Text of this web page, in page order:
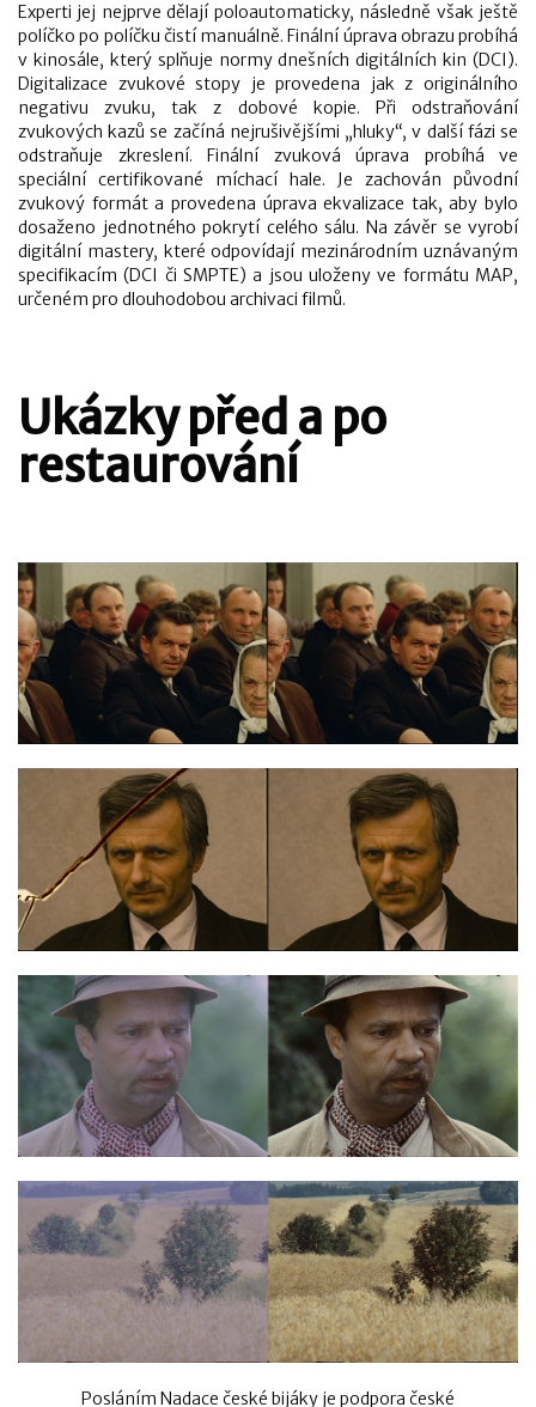
Experti jej nejprve dělají poloautomaticky, následně však ještě
políčko po políčku čistí manuálně. Finální úprava obrazu probíhá
v kinosále, který splňuje normy dnešních digitálních kin (DCI).
Digitalizace zvukové stopy je provedena jak z originálního
negativu zvuku, tak z dobové kopie. Při odstraňování
zvukových kazů se začíná nejrušivějšími „hluky“, v další fázi se
odstraňuje zkreslení. Finální zvuková úprava probíhá ve
speciální certifikované míchací hale. Je zachován původní
zvukový formát a provedena úprava ekvalizace tak, aby bylo
dosaženo jednotného pokrytí celého sálu. Na závěr se vyrobí
digitální mastery, které odpovídají mezinárodním uznávaným
specifikacím (DCI či SMPTE) a jsou uloženy ve formátu MAP,
určeném pro dlouhodobou archivaci filmů.
Ukázky před a po
restaurování
Posláním Nadace české bijáky je podpora české